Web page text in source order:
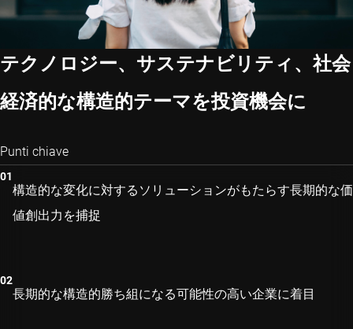
テクノロジー、サステナビリティ、社会
経済的な構造的テーマを投資機会に
Punti chiave
構造的な変化に対するソリューションがもたらす長期的な価
値創出力を捕捉
長期的な構造的勝ち組になる可能性の高い企業に着目